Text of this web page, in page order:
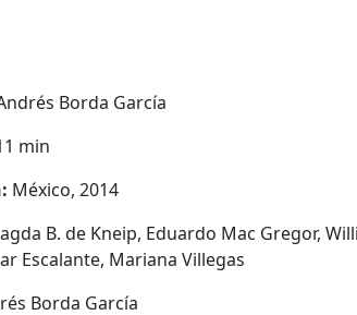
Borda García
min
México, 2014
B. de Kneip, Eduardo Mac Gregor,
Escalante, Mariana Villegas
Borda García